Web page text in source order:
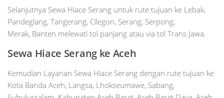
Selanjutnya Sewa Hiace Serang untuk rute tujuan ke Lebak,
Pandeglang, Tangerang, Cilegon, Serang, Serpong,
Merak, Banten melewati tol panjang atau via tol Trans Jawa.
Sewa Hiace Serang ke Aceh
Kemudian Layanan Sewa Hiace Serang dengan rute tujuan ke
Kota Banda Aceh, Langsa, Lhokseumawe, Sabang,